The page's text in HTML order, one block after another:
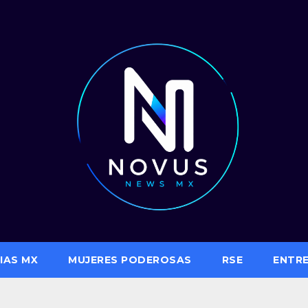
MX MUJERES PODEROSAS RSE